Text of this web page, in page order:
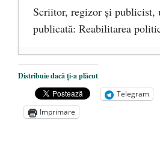
Scriitor, regizor şi publicist,
publicată: Reabilitarea
De ce urăşte stânga
cu cash-ul, sau drumul
9 februarie 2017
Ce „nu trebuie să ştiţi”
Distribuie dacă ți-a plăcut
Telegram
Imprimare